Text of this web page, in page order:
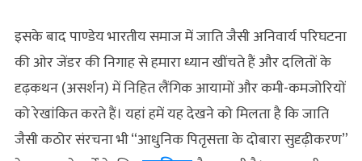
इसके बाद पाण्डेय भारतीय समाज में जाति जैसी अनिवार्य परिघटना
की ओर जेंडर की निगाह से हमारा ध्यान खींचते हैं और दलितों के
दृढ़कथन (असर्शन) में निहित लैंगिक आयामों और कमी-कमजोरियों
को रेखांकित करते हैं। यहां हमें यह देखने को मिलता है कि जाति
जैसी कठोर संरचना भी “आधुनिक पितृसत्ता के दोबारा सुदृढ़ीकरण”